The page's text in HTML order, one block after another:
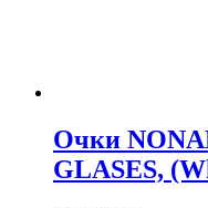
Очки
GLASES,